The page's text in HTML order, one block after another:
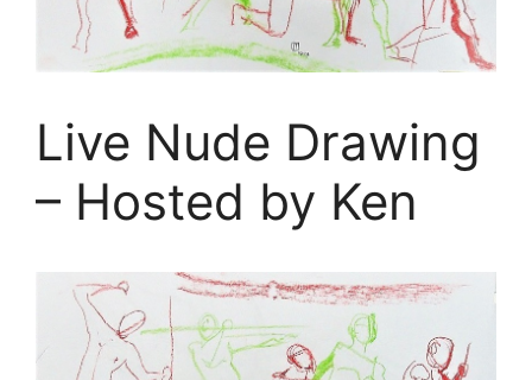
Live Nude Drawing
– Hosted by Ken